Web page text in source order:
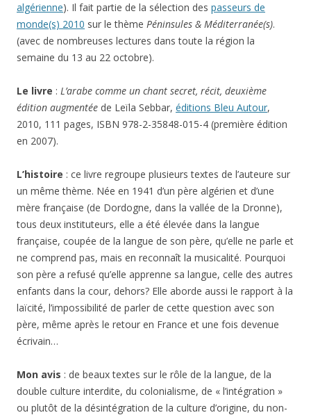
algérienne). Il fait partie de la sélection des passeurs de
monde(s) 2010 sur le thème Péninsules & Méditerranée(s).
(avec de nombreuses lectures dans toute la région la
semaine du 13 au 22 octobre).
Le livre : L’arabe comme un chant secret, récit, deuxième
édition augmentée de Leïla Sebbar, éditions Bleu Autour,
2010, 111 pages, ISBN 978-2-35848-015-4 (première édition
en 2007).
L’histoire : ce livre regroupe plusieurs textes de l’auteure sur
un même thème. Née en 1941 d’un père algérien et d’une
mère française (de Dordogne, dans la vallée de la Dronne),
tous deux instituteurs, elle a été élevée dans la langue
française, coupée de la langue de son père, qu’elle ne parle et
ne comprend pas, mais en reconnaît la musicalité. Pourquoi
son père a refusé qu’elle apprenne sa langue, celle des autres
enfants dans la cour, dehors? Elle aborde aussi le rapport à la
laïcité, l’impossibilité de parler de cette question avec son
père, même après le retour en France et une fois devenue
écrivain…
Mon avis : de beaux textes sur le rôle de la langue, de la
double culture interdite, du colonialisme, de « l’intégration »
ou plutôt de la désintégration de la culture d’origine, du non-